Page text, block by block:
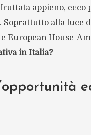
appieno,
alla luce
European House-
in Italia?